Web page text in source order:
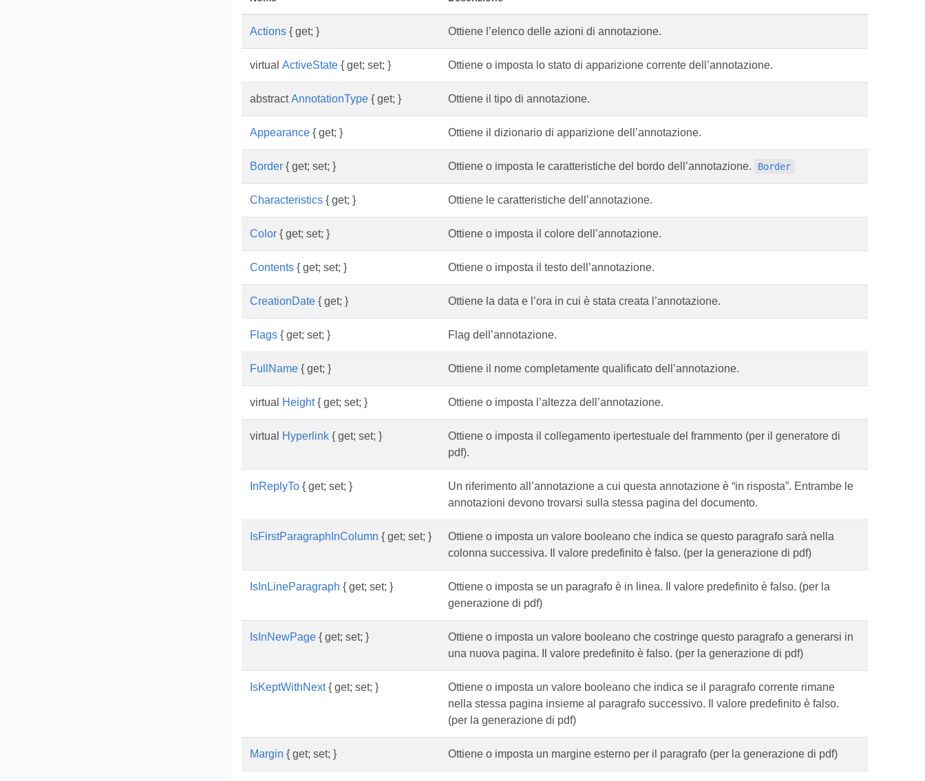
Actions { get; } Ottiene l’elenco delle azioni di annotazione.
virtual ActiveState { get; set; } Ottiene o imposta lo stato di apparizione corrente dell’annotazione.
abstractAnnotationType { get; } Ottiene il tipo di annotazione.
Appearance { get; } Ottiene il dizionario di apparizione dell’annotazione.
Border { get; set; } Ottiene o imposta le caratteristiche del bordo dell’annotazione. Border
Characteristics { get; } Ottiene le caratteristiche dell’annotazione.
Color { get; set; } Ottiene o imposta il colore dell’annotazione.
Contents { get; set; } Ottiene o imposta il testo dell’annotazione.
CreationDate { get; } Ottiene la data e l’ora in cui è stata creata l’annotazione.
Flags { get; set; } Flag dell’annotazione.
FullName { get; } Ottiene il nome completamente qualificato dell’annotazione.
virtual Height{ get; set; } Ottiene o imposta l’altezza dell’annotazione.
virtual Hyperlink { get; set; }
Ottiene o imposta il collegamento ipertestuale del frammento (per il generatore di
pdf).
InReplyTo { get; set; }
Un riferimento all’annotazione a cui questa annotazione è “in risposta”. Entrambe le
annotazioni devono trovarsi sulla stessa pagina del documento.
IsFirstParagraphInColumn { get; set; }
Ottiene o imposta un valore booleano che indica se questo paragrafo sarà nella
colonna successiva. Il valore predefinito è falso. (per la generazione di pdf)
IsInLineParagraph { get; set; }
Ottiene o imposta se un paragrafo è in linea. Il valore predefinito è falso. (per la
generazione di pdf)
IsInNewPage { get; set; }
Ottiene o imposta un valore booleano che costringe questo paragrafo a generarsi in
una nuova pagina. Il valore predefinito è falso. (per la generazione di pdf)
IsKeptWithNext{ get; set; }
Ottiene o imposta un valore booleano che indica se il paragrafo corrente rimane
nella stessa pagina insieme al paragrafo successivo. Il valore predefinito è falso.
(per la generazione di pdf)
Margin { get; set; } Ottiene o imposta un margine esterno per il paragrafo (per la generazione di pdf)